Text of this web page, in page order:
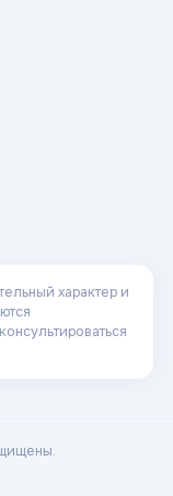
характер и